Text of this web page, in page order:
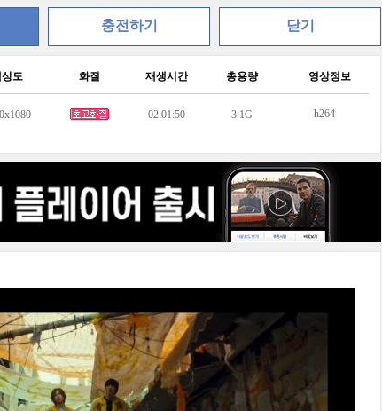
충전하기 닫기
도 화질 재생시간 총용량 영상정보
02:01:50 3.1G h264